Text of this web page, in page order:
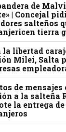
de
| Concejal
salteños
tierra
la libertad
Milei, Salta
de mensajes
a la salteña
la entrega